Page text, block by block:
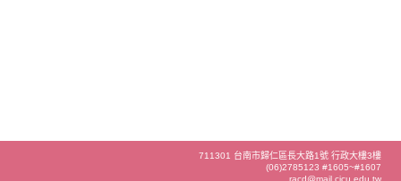
711301 台南市歸仁區長大路1號 行政大樓3樓
(06)2785123 #1605~#1607